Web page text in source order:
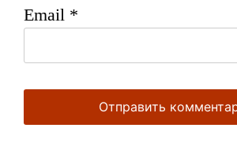
Email *